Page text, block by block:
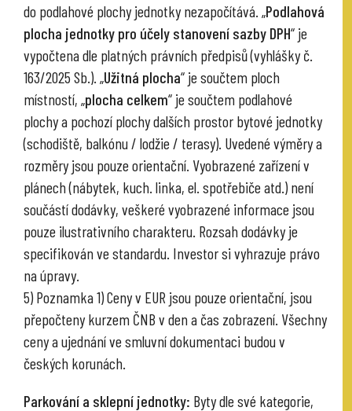
do podlahové plochy jednotky nezapočítává. „Podlahová
plocha jednotky pro účely stanovení sazby DPH“ je
vypočtena dle platných právních předpisů (vyhlášky č.
163/2025 Sb.). „Užitná plocha“ je součtem ploch
místností, „plocha celkem“ je součtem podlahové
plochy a pochozí plochy dalších prostor bytové jednotky
(schodiště, balkónu / lodžie / terasy). Uvedené výměry a
rozměry jsou pouze orientační. Vyobrazené zařízení v
plánech (nábytek, kuch. linka, el. spotřebiče atd.) není
součástí dodávky, veškeré vyobrazené informace jsou
pouze ilustrativního charakteru. Rozsah dodávky je
specifikován ve standardu. Investor si vyhrazuje právo
na úpravy.
5) Poznamka 1) Ceny v EUR jsou pouze orientační, jsou
přepočteny kurzem ČNB v den a čas zobrazení. Všechny
ceny a ujednání ve smluvní dokumentaci budou v
českých korunách.
Parkování a sklepní jednotky: Byty dle své kategorie,